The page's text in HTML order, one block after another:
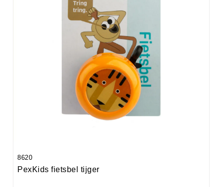
8620
PexKids fietsbel tijger